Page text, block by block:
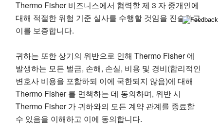
Thermo Fisher 비즈니스에서 협력할 제 3 자 중개인에
대해 적절한 위험 기준 실사를 수행할 것임을 진술하고
이를 보증합니다.
귀하는 또한 상기의 위반으로 인해 Thermo Fisher 에
발생하는 모든 벌금, 손해, 손실, 비용 및 경비(합리적인
변호사 비용을 포함하되 이에 국한되지 않음)에 대해
Thermo Fisher 를 면책하는 데 동의하며, 위반 시
Thermo Fisher 가 귀하와의 모든 계약 관계를 종료할
수 있음을 이해하고 이에 동의합니다.